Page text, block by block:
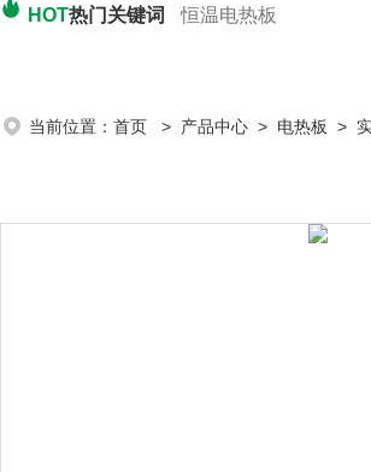
HOT热门关键词 恒温电热板
当前位置： 首页 > 产品中心 > 电热板 >